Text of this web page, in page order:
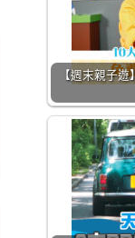
【週末親子